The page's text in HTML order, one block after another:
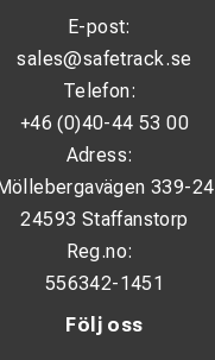
Följ oss
E-post:
sales@safetrack.se
Telefon:
+46 (0)40-44 53 00
Adress:
339-24
24593 Staffanstorp
Reg.no:
556342-1451